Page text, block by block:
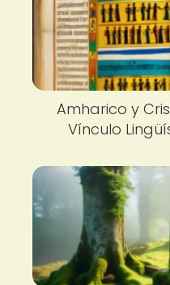
Amharico y
Vínculo